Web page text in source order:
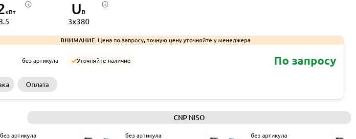
кВт U В
3x380
ВНИМАНИЕ:Цена по запросу, точную цену уточняйте у менеджера
без артикула Уточняйте наличие По запросу
Оплата
CNP NISO
без артикула без артикула без артикула